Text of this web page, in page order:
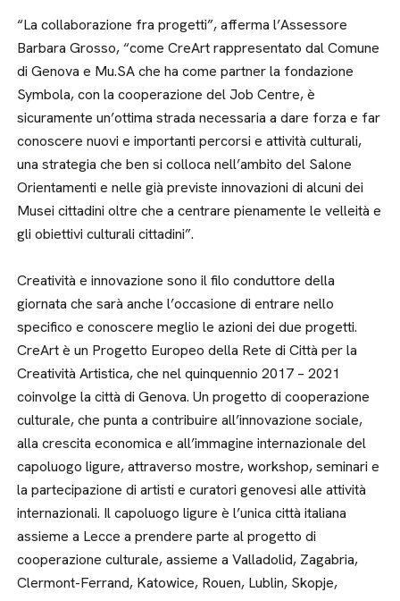
“La collaborazione fra progetti”, afferma l’Assessore
Barbara Grosso, “come CreArt rappresentato dal Comune
di Genova e Mu.SA che ha come partner la fondazione
Symbola, con la cooperazione del Job Centre, è
sicuramente un’ottima strada necessaria a dare forza e far
conoscere nuovi e importanti percorsi e attività culturali,
una strategia che ben si colloca nell’ambito del Salone
Orientamenti e nelle già previste innovazioni di alcuni dei
Musei cittadini oltre che a centrare pienamente le velleità e
gli obiettivi culturali cittadini”.
Creatività e innovazione sono il filo conduttore della
giornata che sarà anche l’occasione di entrare nello
specifico e conoscere meglio le azioni dei due progetti.
CreArt è un Progetto Europeo della Rete di Città per la
Creatività Artistica, che nel quinquennio 2017 – 2021
coinvolge la città di Genova. Un progetto di cooperazione
culturale, che punta a contribuire all’innovazione sociale,
alla crescita economica e all’immagine internazionale del
capoluogo ligure, attraverso mostre, workshop, seminari e
la partecipazione di artisti e curatori genovesi alle attività
internazionali. Il capoluogo ligure è l’unica città italiana
assieme a Lecce a prendere parte al progetto di
cooperazione culturale, assieme a Valladolid, Zagabria,
Clermont-Ferrand, Katowice, Rouen, Lublin, Skopje,